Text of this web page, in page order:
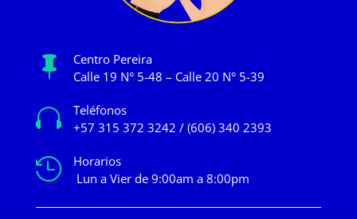

Centro Pereira
Calle 19 N° 5-48 – Calle 20 N° 5-39

Teléfonos
+57 315 372 3242 / (606) 340 2393

Horarios
Lun a Vier de 9:00am a 8:00pm